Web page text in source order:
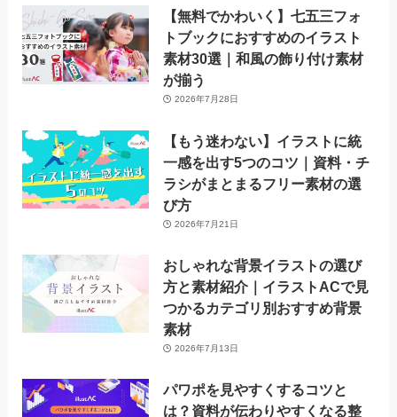
【無料でかわいく】七五三フォ
トブックにおすすめのイラスト
素材30選｜和風の飾り付け素材
が揃う
2026年7月28日
【もう迷わない】イラストに統
一感を出す5つのコツ｜資料・チ
ラシがまとまるフリー素材の選
び方
2026年7月21日
おしゃれな背景イラストの選び
方と素材紹介｜イラストACで見
つかるカテゴリ別おすすめ背景
素材
2026年7月13日
パワポを見やすくするコツと
は？資料が伝わりやすくなる整